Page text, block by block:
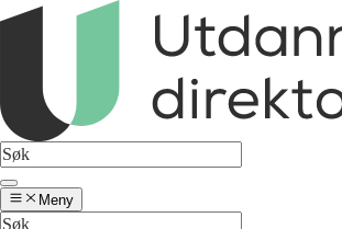
Meny